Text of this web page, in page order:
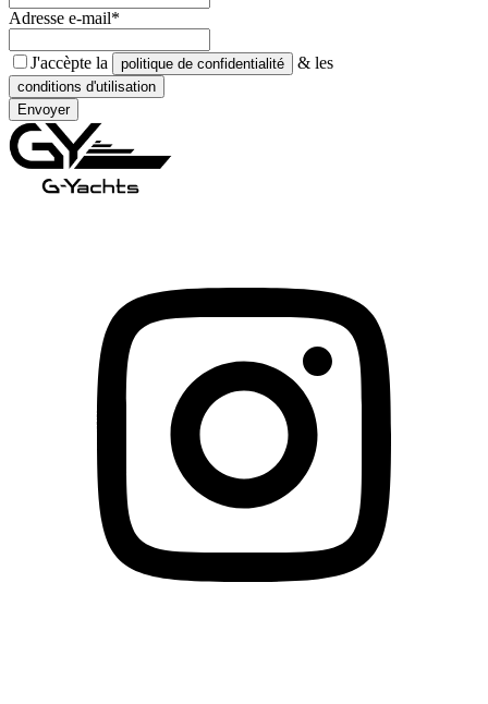
Adresse e-mail*
J'accèpte la politique de confidentialité & les
conditions d'utilisation
Envoyer